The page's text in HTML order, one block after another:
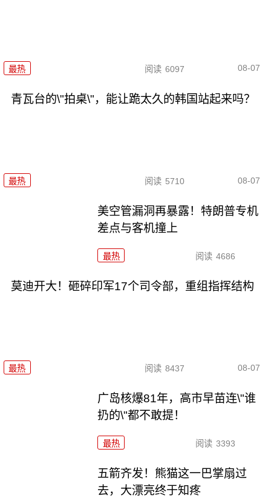
最热 阅读 6097 08-07
青瓦台的\"拍桌\"，能让跪太久的韩国站起来吗？
最热 阅读 5710 08-07
美空管漏洞再暴露！特朗普专机
差点与客机撞上
最热 阅读 4686
莫迪开大！砸碎印军17个司令部，重组指挥结构
最热 阅读 8437 08-07
广岛核爆81年，高市早苗连\"谁
扔的\"都不敢提！
最热 阅读 3393
五箭齐发！熊猫这一巴掌扇过
去，大漂亮终于知疼